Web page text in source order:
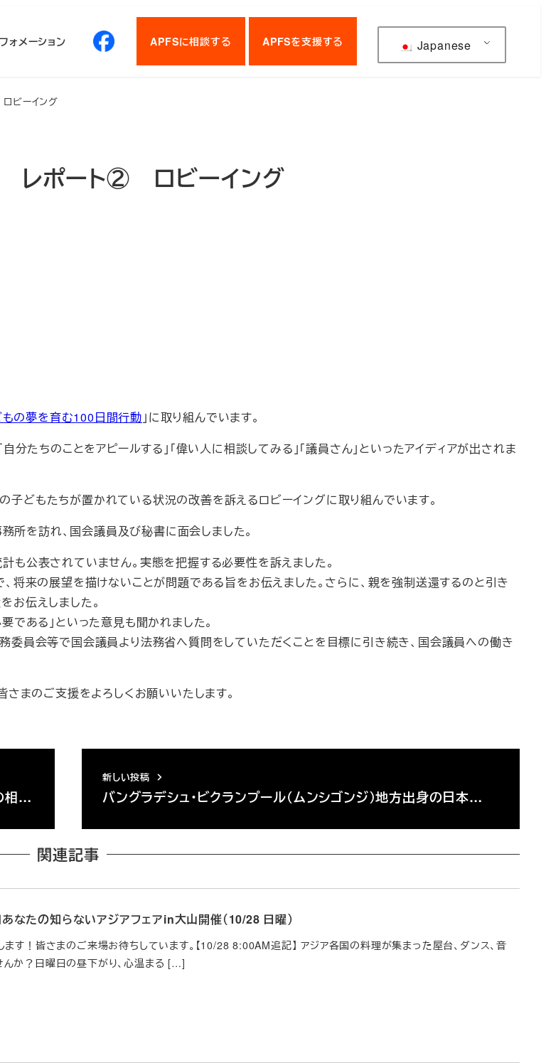
ォメーション APFSに相談する APFSを支援する Japanese
ビーイング
レポート② ロビーイング
の夢を育む100日間行動 」に取り組んでいます。
たちのことをアピールする」「偉い人に相談してみる」「議員さん」といったアイディアが出されま
子どもたちが置かれている状況の改善を訴えるロビーイングに取り組んでいます。
所を訪れ、国会議員及び秘書に面会しました。
公表されていません。実態を把握する必要性を訴えました。
将来の展望を描けないことが問題である旨をお伝えました。さらに、親を強制送還するのと引き
お伝えしました。
である」といった意見も聞かれました。
員会等で国会議員より法務省へ質問をしていただくことを目標に引き続き、国会議員への働き
まのご支援をよろしくお願いいたします。
相…
新しい投稿
バングラデシュ・ビクランプール（ムンシゴンジ）地方出身の日本…
関連記事
なたの知らないアジアフェアin大山開催（10/28 日曜）
ます！皆さまのご来場お待ちしています。【10/28 8:00AM追記】 アジア各国の料理が集まった屋台、ダンス、音
んか？日曜日の昼下がり、心温まる […]